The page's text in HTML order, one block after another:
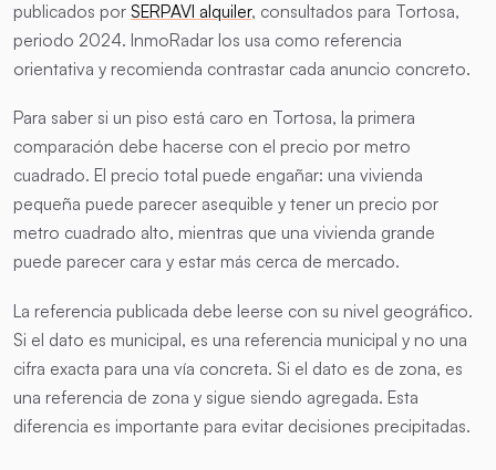
publicados por SERPAVI alquiler, consultados para Tortosa,
periodo 2024. InmoRadar los usa como referencia
orientativa y recomienda contrastar cada anuncio concreto.
Para saber si un piso está caro en Tortosa, la primera
comparación debe hacerse con el precio por metro
cuadrado. El precio total puede engañar: una vivienda
pequeña puede parecer asequible y tener un precio por
metro cuadrado alto, mientras que una vivienda grande
puede parecer cara y estar más cerca de mercado.
La referencia publicada debe leerse con su nivel geográfico.
Si el dato es municipal, es una referencia municipal y no una
cifra exacta para una vía concreta. Si el dato es de zona, es
una referencia de zona y sigue siendo agregada. Esta
diferencia es importante para evitar decisiones precipitadas.